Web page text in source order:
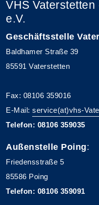
VHS
e.V.
Geschäftsstelle
Baldhamer Straße 39
85591 Vaterstetten
Fax: 08106 359016
E-Mail: service(at)vhs-
Telefon: 08106 359035
Außenstelle Poing:
Friedensstraße 5
85586 Poing
Telefon: 08106 359091